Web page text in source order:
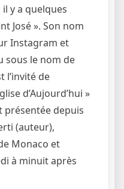
y a quelques
José ». Son nom
Instagram et
sous le nom de
l’invité de
d’Aujourd’hui »
présentée depuis
(auteur),
Monaco et
à minuit après